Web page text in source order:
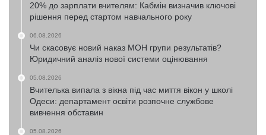
20% до зарплати вчителям: Кабмін визначив ключові
рішення перед стартом навчального року
06.08.2026
Чи скасовує новий наказ МОН групи результатів?
Юридичний аналіз нової системи оцінювання
05.08.2026
Вчителька випала з вікна під час миття вікон у школі
Одеси: департамент освіти розпочне службове
вивчення обставин
05.08.2026